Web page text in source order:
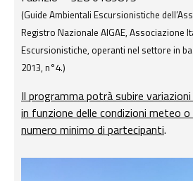
(Guide Ambientali Escursionistiche
Registro Nazionale AIGAE, Associazione
Escursionistiche, operanti nel settore in
2013, n°4.)
Il programma potrà subire
in funzione delle condizioni meteo
numero minimo di partecipanti.